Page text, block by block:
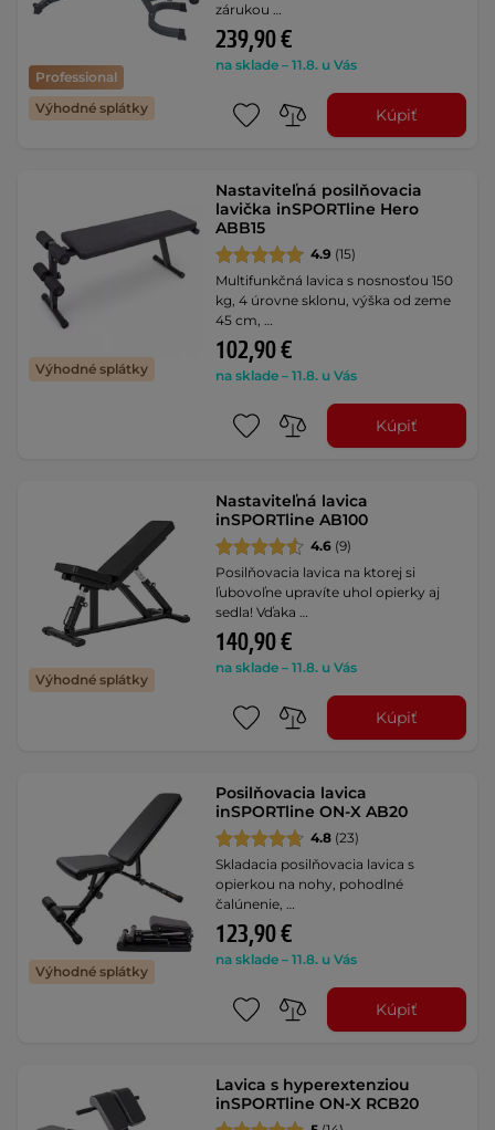
Professional
Výhodné splátky
zárukou …
239,90 €
na sklade – 11.8. u Vás
Kúpiť
Výhodné splátky
Nastaviteľná posilňovacia
lavička inSPORTline Hero
ABB15
4.9 (15)
Multifunkčná lavica s nosnosťou 150
kg, 4 úrovne sklonu, výška od zeme
45 cm, …
102,90 €
na sklade – 11.8. u Vás
Kúpiť
Výhodné splátky
Nastaviteľná lavica
inSPORTline AB100
4.6 (9)
Posilňovacia lavica na ktorej si
ľubovoľne upravíte uhol opierky aj
sedla! Vďaka …
140,90 €
na sklade – 11.8. u Vás
Kúpiť
Výhodné splátky
Posilňovacia lavica
inSPORTline ON-X AB20
4.8 (23)
Skladacia posilňovacia lavica s
opierkou na nohy, pohodlné
čalúnenie, …
123,90 €
na sklade – 11.8. u Vás
Kúpiť
Lavica s hyperextenziou
inSPORTline ON-X RCB20